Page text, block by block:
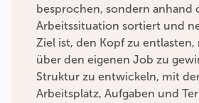
besprochen, sondern anhand
Arbeitssituation sortiert und
Ziel ist, den Kopf zu
über den eigenen Job zu
Struktur zu entwickeln, mit
Arbeitsplatz, Aufgaben und